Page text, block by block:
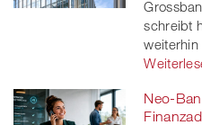
er
schreibt
weiterhin
Neo-